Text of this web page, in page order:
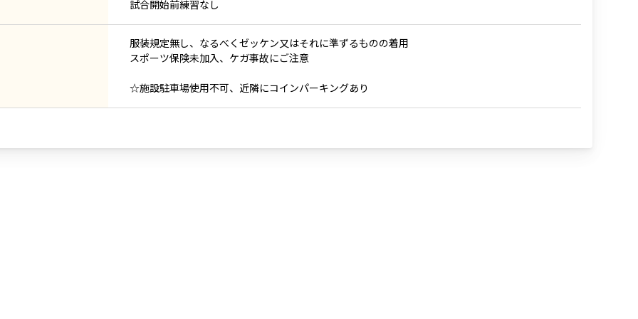
試合開始前練習なし
服装規定無し、なるべくゼッケン又はそれに準ずるものの着用
スポーツ保険未加入、ケガ事故にご注意
☆施設駐車場使用不可、近隣にコインパーキングあり